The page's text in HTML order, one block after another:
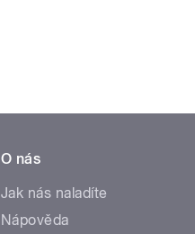
O nás
Jak nás naladíte
Nápověda